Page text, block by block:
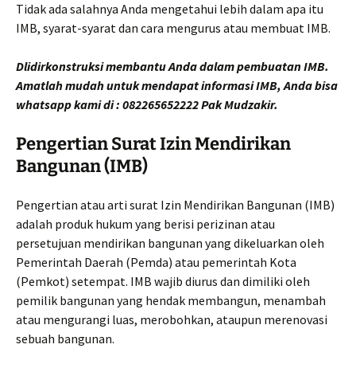
Tidak ada salahnya Anda mengetahui lebih dalam apa itu
IMB, syarat-syarat dan cara mengurus atau membuat IMB.
Dlidirkonstruksi membantu Anda dalam pembuatan IMB.
Amatlah mudah untuk mendapat informasi IMB, Anda bisa
whatsapp kami di : 082265652222 Pak Mudzakir.
Pengertian Surat Izin Mendirikan
Bangunan (IMB)
Pengertian atau arti surat Izin Mendirikan Bangunan (IMB)
adalah produk hukum yang berisi perizinan atau
persetujuan mendirikan bangunan yang dikeluarkan oleh
Pemerintah Daerah (Pemda) atau pemerintah Kota
(Pemkot) setempat. IMB wajib diurus dan dimiliki oleh
pemilik bangunan yang hendak membangun, menambah
atau mengurangi luas, merobohkan, ataupun merenovasi
sebuah bangunan.